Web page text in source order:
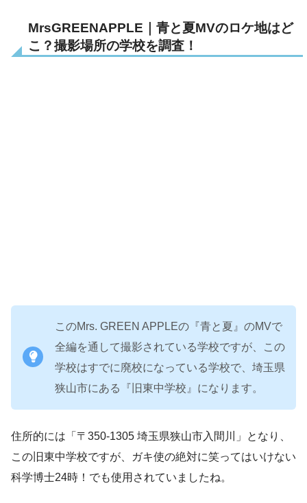
MrsGREENAPPLE｜青と夏MVのロケ地はど
こ？撮影場所の学校を調査！
このMrs. GREEN APPLEの『青と夏』のMVで
全編を通して撮影されている学校ですが、この
学校はすでに廃校になっている学校で、埼玉県
狭山市にある『旧東中学校』になります。
住所的には「〒350-1305 埼玉県狭山市入間川」となり、
この旧東中学校ですが、ガキ使の絶対に笑ってはいけない
科学博士24時！でも使用されていましたね。